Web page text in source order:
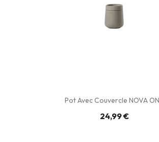
Pot Avec Couvercle NOVA
24,99 €